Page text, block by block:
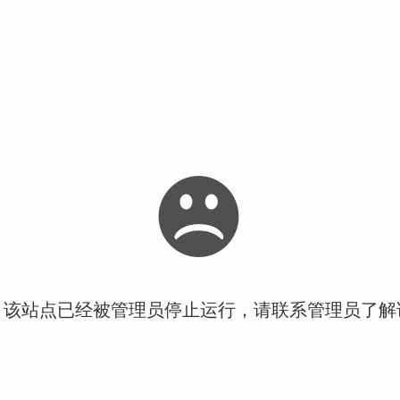
站点已经被管理员停止运行，请联系管理员了